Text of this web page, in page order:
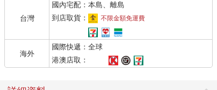
台灣
國內宅配：本島、離島
到店取貨：
不限金額免運費
海外
國際快遞：全球
港澳店取：